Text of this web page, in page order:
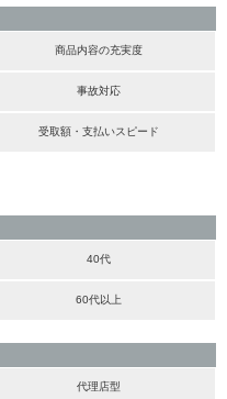
商品内容の充実度
事故対応
受取額・支払いスピード
40代
60代以上
代理店型